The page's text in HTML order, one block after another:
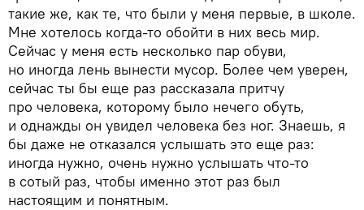
такие же, как те, что были у меня первые, в школе.
Мне хотелось когда-то обойти в них весь мир.
Сейчас у меня есть несколько пар обуви,
но иногда лень вынести мусор. Более чем уверен,
сейчас ты бы еще раз рассказала притчу
про человека, которому было нечего обуть,
и однажды он увидел человека без ног. Знаешь, я
бы даже не отказался услышать это еще раз:
иногда нужно, очень нужно услышать что-то
в сотый раз, чтобы именно этот раз был
настоящим и понятным.